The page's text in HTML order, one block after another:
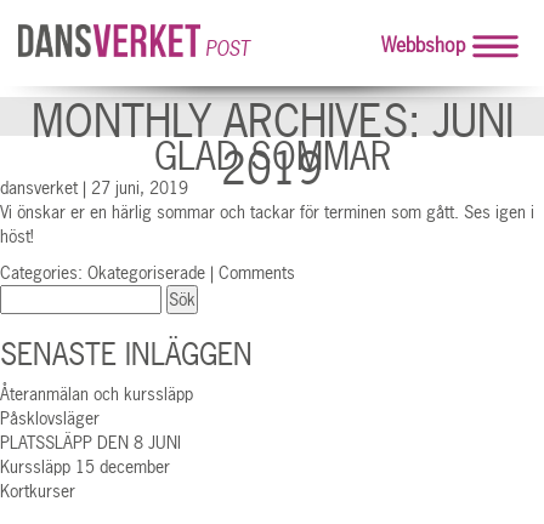
POST Webbshop
MONTHLY ARCHIVES: JUNI
2019
GLAD SOMMAR
dansverket | 27 juni, 2019
Vi önskar er en härlig sommar och tackar för terminen som gått. Ses igen i
höst!
Categories: Okategoriserade | Comments
efter:
SENASTE INLÄGGEN
Återanmälan och kurssläpp
Påsklovsläger
PLATSSLÄPP DEN 8 JUNI
Kurssläpp 15 december
Kortkurser